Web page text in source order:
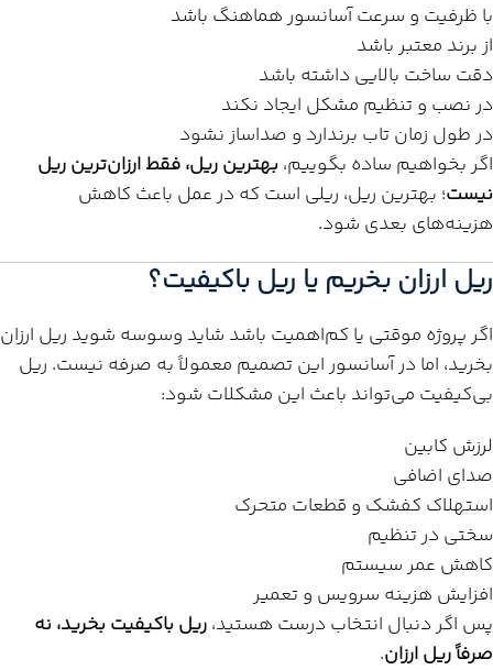
با ظرفیت و سرعت آسانسور هماهنگ باشد
از برند معتبر باشد
دقت ساخت بالایی داشته باشد
در نصب و تنظیم مشکل ایجاد نکند
در طول زمان تاب برندارد و صداساز نشود
اگر بخواهیم ساده بگوییم، بهترین ریل، فقط ارزان‌ترین ریل
نیست؛ بهترین ریل، ریلی است که در عمل باعث کاهش
هزینه‌های بعدی شود.
ریل ارزان بخریم یا ریل باکیفیت؟
اگر پروژه موقتی یا کم‌اهمیت باشد شاید وسوسه شوید ریل ارزان
بخرید، اما در آسانسور این تصمیم معمولاً به صرفه نیست. ریل
بی‌کیفیت می‌تواند باعث این مشکلات شود:
لرزش کابین
صدای اضافی
استهلاک کفشک و قطعات متحرک
سختی در تنظیم
کاهش عمر سیستم
افزایش هزینه سرویس و تعمیر
پس اگر دنبال انتخاب درست هستید،ریل باکیفیت بخرید، نه
صرفاً ریل ارزان.